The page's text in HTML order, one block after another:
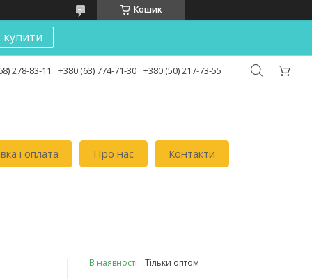
Кошик
купити
278-83-11 +380 (63) 774-71-30 +380 (50) 217-73-55
i оплата Про нас Контакти
В наявності Тільки оптом